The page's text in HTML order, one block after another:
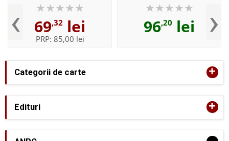
Categorii de carte +
Edituri +
‹ 69,32 lei
PRP: 85,00 lei
96,20 lei ›